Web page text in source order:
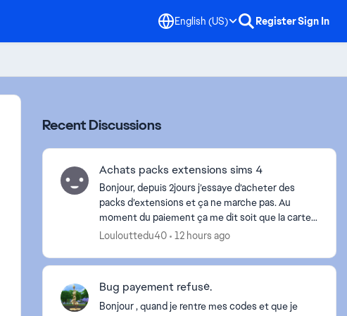
English (US) RegisterSign In
Recent Discussions
Achats packs extensions sims 4
Bonjour, depuis 2jours j’essaye d’acheter des
packs d’extensions et ça ne marche pas. Au
moment du paiement ça me dit soit que la carte il
y a une erreur soit ça me met erreur après
Loulouttedu40 12 hours ago
Bug payement refusé.
Bonjour , quand je rentre mes codes et que je